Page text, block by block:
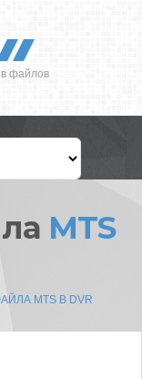
файлов
MTS
MTS В DVR